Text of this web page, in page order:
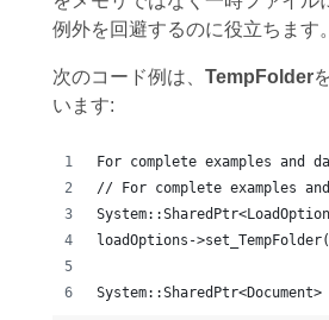
例外を回避するのに役立ちます。
次のコード例は、 TempFolder
います:
For complete examples and
// For complete examples
loadOptions-